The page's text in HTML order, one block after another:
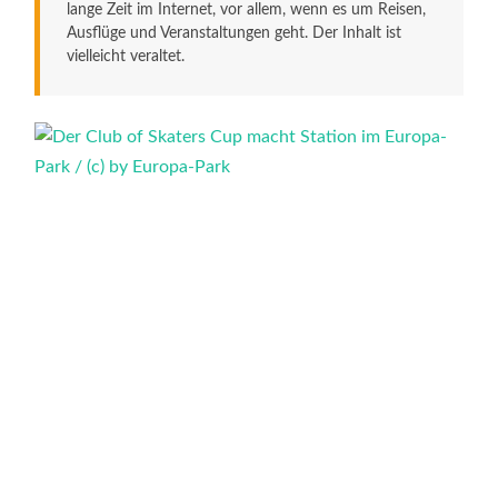
lange Zeit im Internet, vor allem, wenn es um Reisen,
Ausflüge und Veranstaltungen geht. Der Inhalt ist
vielleicht veraltet.